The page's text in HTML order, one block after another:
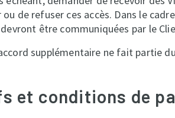
ou de refuser ces accès. Dans le
être communiquées par le
supplémentaire ne fait partie
et conditions de